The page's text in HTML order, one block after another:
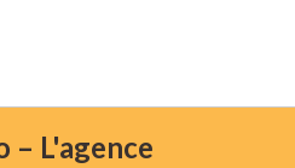
– L'agence